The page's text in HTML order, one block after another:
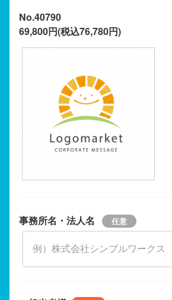
No.40790
69,800円(税込76,780円)
事務所名・法人名